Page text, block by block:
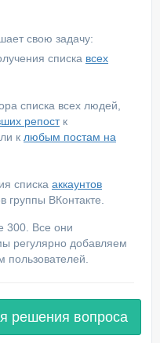
свою задачу:
списка всех
списка всех людей,
репостк
к любым постам на
списка аккаунтов
группы ВКонтакте.
300. Все они
регулярно добавляем
решения вопроса